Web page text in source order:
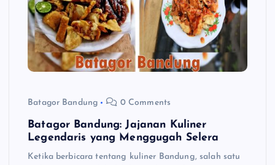
Batagor Bandung 0 Comments
Batagor Bandung: Jajanan Kuliner
Legendaris yang Menggugah Selera
Ketika berbicara tentang kuliner Bandung, salah satu